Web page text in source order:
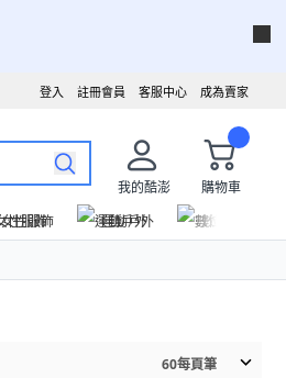
成為賣家
客服中心
註冊會員
登入
我的酷澎
購物車
女性服飾 運動戶外 數位家電
60每頁筆